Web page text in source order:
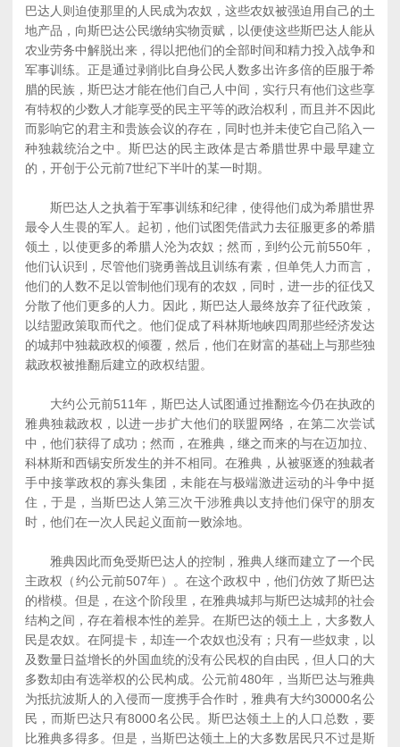
巴达人则迫使那里的人民成为农奴，这些农奴被强迫用自己的土
地产品，向斯巴达公民缴纳实物贡赋，以便使这些斯巴达人能从
农业劳务中解脱出来，得以把他们的全部时间和精力投入战争和
军事训练。正是通过剥削比自身公民人数多出许多倍的臣服于希
腊的民族，斯巴达才能在他们自己人中间，实行只有他们这些享
有特权的少数人才能享受的民主平等的政治权利，而且并不因此
而影响它的君主和贵族会议的存在，同时也并未使它自己陷入一
种独裁统治之中。斯巴达的民主政体是古希腊世界中最早建立
的，开创于公元前7世纪下半叶的某一时期。
斯巴达人之执着于军事训练和纪律，使得他们成为希腊世界
最令人生畏的军人。起初，他们试图凭借武力去征服更多的希腊
领土，以使更多的希腊人沦为农奴；然而，到约公元前550年，
他们认识到，尽管他们骁勇善战且训练有素，但单凭人力而言，
他们的人数不足以管制他们现有的农奴，同时，进一步的征伐又
分散了他们更多的人力。因此，斯巴达人最终放弃了征代政策，
以结盟政策取而代之。他们促成了科林斯地峡四周那些经济发达
的城邦中独裁政权的倾覆，然后，他们在财富的基础上与那些独
裁政权被推翻后建立的政权结盟。
大约公元前511年，斯巴达人试图通过推翻迄今仍在执政的
雅典独裁政权，以进一步扩大他们的联盟网络，在第二次尝试
中，他们获得了成功；然而，在雅典，继之而来的与在迈加拉、
科林斯和西锡安所发生的并不相同。在雅典，从被驱逐的独裁者
手中接掌政权的寡头集团，未能在与极端激进运动的斗争中挺
住，于是，当斯巴达人第三次干涉雅典以支持他们保守的朋友
时，他们在一次人民起义面前一败涂地。
雅典因此而免受斯巴达人的控制，雅典人继而建立了一个民
主政权（约公元前507年）。在这个政权中，他们仿效了斯巴达
的楷模。但是，在这个阶段里，在雅典城邦与斯巴达城邦的社会
结构之间，存在着根本性的差异。在斯巴达的领土上，大多数人
民是农奴。在阿提卡，却连一个农奴也没有；只有一些奴隶，以
及数量日益增长的外国血统的没有公民权的自由民，但人口的大
多数却由有选举权的公民构成。公元前480年，当斯巴达与雅典
为抵抗波斯人的入侵而一度携手合作时，雅典有大约30000名公
民，而斯巴达只有8000名公民。斯巴达领土上的人口总数，要
比雅典多得多。但是，当斯巴达领土上的大多数居民只不过是斯